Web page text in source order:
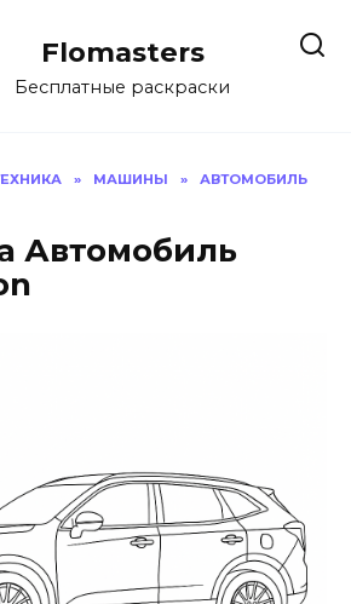
Flomasters
Бесплатные раскраски
» МАШИНЫ »
АВТОМОБИЛЬ
Автомобиль